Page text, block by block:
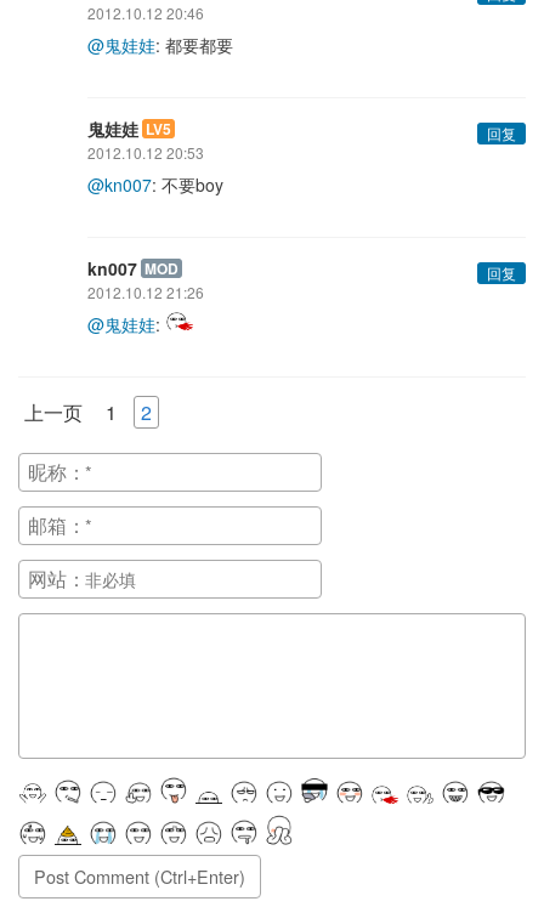
2012.10.12 20:46
@鬼娃娃: 都要都要
鬼娃娃 LV5
回复
2012.10.12 20:53
@kn007: 不要boy
kn007 MOD
回复
2012.10.12 21:26
@鬼娃娃:
上一页 1 2
昵称：
邮箱：
网站：